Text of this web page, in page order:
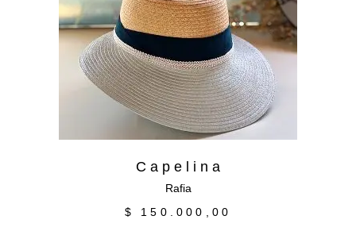
Leer más
C a p e l i n a
Rafia
$
150.000,00